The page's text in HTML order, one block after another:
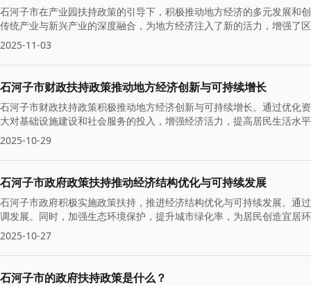
石河子市在产业园扶持政策的引导下，积极推动地方经济的多元发展和
传统产业与新兴产业的深度融合，为地方经济注入了新的活力，增强了
2025-11-03
石河子市财政扶持政策推动地方经济创新与可持续增长
石河子市财政扶持政策积极推动地方经济创新与可持续增长。通过优化
大对基础设施建设和社会服务的投入，增强经济活力，提高居民生活水
2025-10-29
石河子市政府政策扶持推动经济结构优化与可持续发展
石河子市政府积极实施政策扶持，推进经济结构优化与可持续发展。通
调发展。同时，加强生态环境保护，提升城市绿化率，为居民创造宜居
2025-10-27
石河子市的政府扶持政策是什么？